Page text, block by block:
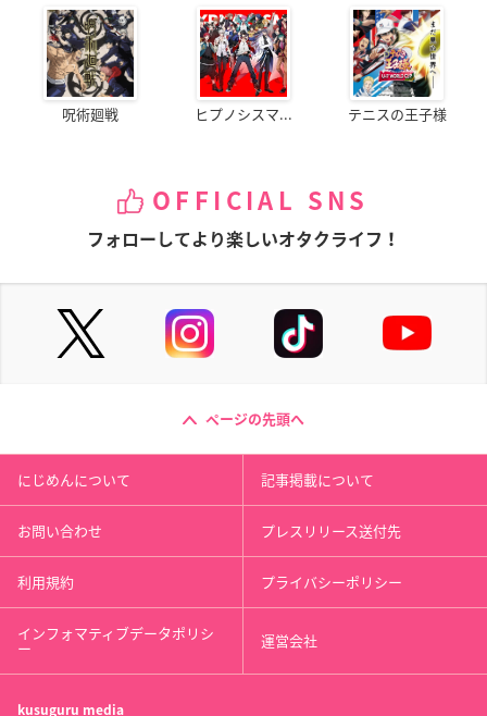
呪術廻戦 ヒプノシスマ... テニスの王子様
OFFICIAL SNS
フォローしてより楽しいオタクライフ！
ページの先頭へ
にじめんについて 記事掲載について
お問い合わせ プレスリリース送付先
利用規約 プライバシーポリシー
インフォマティブデータポリシ
ー 運営会社
kusuguru media